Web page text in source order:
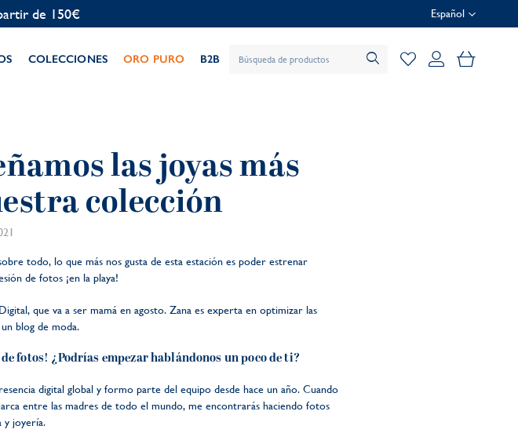
gratuita Español
COLECCIONES ORO PURO B2B Mi cesta
las joyas más
colección
todo, lo que más nos gusta de esta estación es poder estrenar
de fotos ¡en la playa!
que va a ser mamá en agosto. Zana es experta en optimizar las
blog de moda.
fotos! ¿Podrías empezar hablándonos un poco de ti?
digital global y formo parte del equipo desde hace un año. Cuando
entre las madres de todo el mundo, me encontrarás haciendo fotos
y joyería.